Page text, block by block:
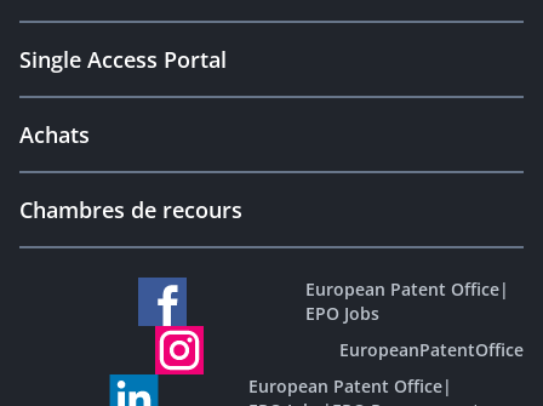
Single Access Portal
Achats
Chambres de recours
European Patent Office|
EPO Jobs
EuropeanPatentOffice
European Patent Office|